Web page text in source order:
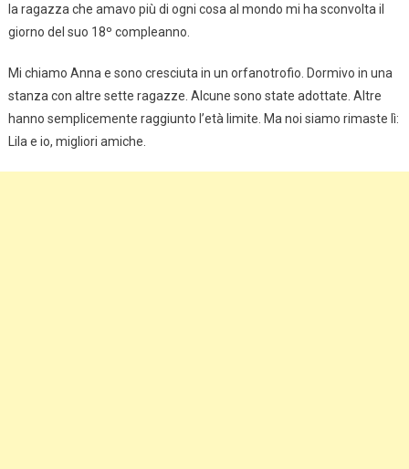
la ragazza che amavo più di ogni cosa al mondo mi ha sconvolta il
giorno del suo 18º compleanno.
Mi chiamo Anna e sono cresciuta in un orfanotrofio. Dormivo in una
stanza con altre sette ragazze. Alcune sono state adottate. Altre
hanno semplicemente raggiunto l’età limite. Ma noi siamo rimaste lì:
Lila e io, migliori amiche.